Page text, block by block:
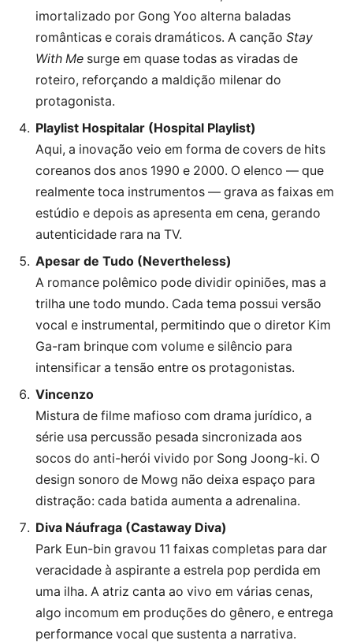
imortalizado por Gong Yoo alterna baladas
românticas e corais dramáticos. A canção Stay
With Me surge em quase todas as viradas de
roteiro, reforçando a maldição milenar do
protagonista.
Playlist Hospitalar (Hospital Playlist)
Aqui, a inovação veio em forma de covers de hits
coreanos dos anos 1990 e 2000. O elenco — que
realmente toca instrumentos — grava as faixas em
estúdio e depois as apresenta em cena, gerando
autenticidade rara na TV.
Apesar de Tudo (Nevertheless)
A romance polêmico pode dividir opiniões, mas a
trilha une todo mundo. Cada tema possui versão
vocal e instrumental, permitindo que o diretor Kim
Ga-ram brinque com volume e silêncio para
intensificar a tensão entre os protagonistas.
Vincenzo
Mistura de filme mafioso com drama jurídico, a
série usa percussão pesada sincronizada aos
socos do anti-herói vivido por Song Joong-ki. O
design sonoro de Mowg não deixa espaço para
distração: cada batida aumenta a adrenalina.
Diva Náufraga (Castaway Diva)
Park Eun-bin gravou 11 faixas completas para dar
veracidade à aspirante a estrela pop perdida em
uma ilha. A atriz canta ao vivo em várias cenas,
algo incomum em produções do gênero, e entrega
performance vocal que sustenta a narrativa.